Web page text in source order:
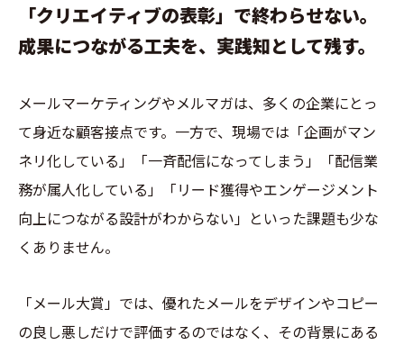
「クリエイティブの表彰」で終わらせない。
成果につながる工夫を、実践知として残す。
メールマーケティングやメルマガは、多くの企業にとっ
て身近な顧客接点です。一方で、現場では「企画がマン
ネリ化している」「一斉配信になってしまう」「配信業
務が属人化している」「リード獲得やエンゲージメント
向上につながる設計がわからない」といった課題も少な
くありません。
「メール大賞」では、優れたメールをデザインやコピー
の良し悪しだけで評価するのではなく、その背景にある